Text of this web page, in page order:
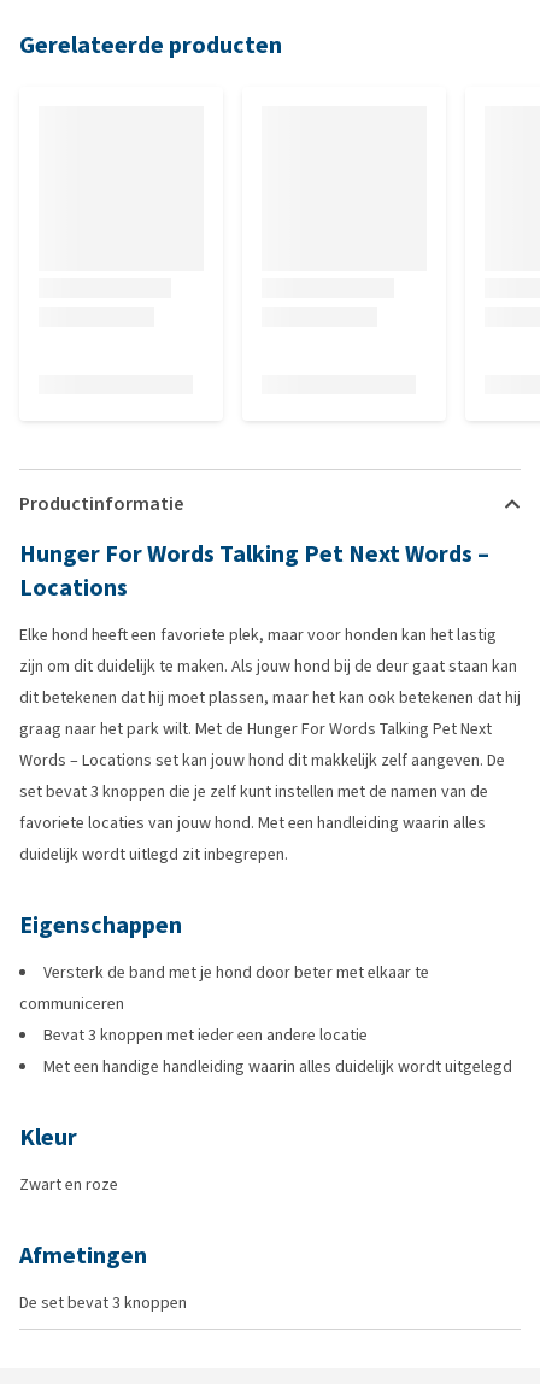
Gerelateerde producten
Productinformatie
Hunger For Words Talking Pet Next Words –
Locations
Elke hond heeft een favoriete plek, maar voor honden kan het lastig
zijn om dit duidelijk te maken. Als jouw hond bij de deur gaat staan kan
dit betekenen dat hij moet plassen, maar het kan ook betekenen dat hij
graag naar het park wilt. Met de Hunger For Words Talking Pet Next
Words – Locations set kan jouw hond dit makkelijk zelf aangeven. De
set bevat 3 knoppen die je zelf kunt instellen met de namen van de
favoriete locaties van jouw hond. Met een handleiding waarin alles
duidelijk wordt uitlegd zit inbegrepen.
Eigenschappen
Versterk de band met je hond door beter met elkaar te
communiceren
Bevat 3 knoppen met ieder een andere locatie
Met een handige handleiding waarin alles duidelijk wordt uitgelegd
Kleur
Zwart en roze
Afmetingen
De set bevat 3 knoppen